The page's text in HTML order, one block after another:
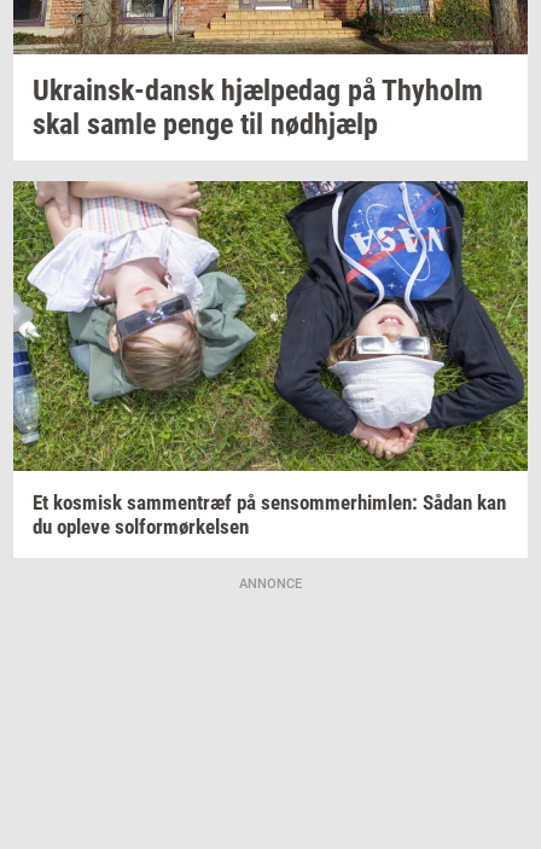
Ukrainsk-​dansk hjæl­pe­dag påThyholm
skal samle penge til nød­hjælp
Et kos­misk sam­men­træf på sen­som­mer­him­len: Sådan kan
du op­le­ve sol­for­mør­kel­sen
ANNONCE